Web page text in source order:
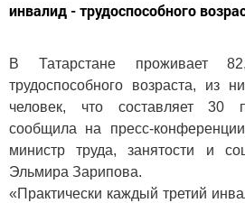
инвалид - трудоспособного
В Татарстане проживает
трудоспособного возраста, из
человек, что составляет 30
сообщила на пресс-
министр труда, занятости и
Эльмира Зарипова.
«Практически каждый третий